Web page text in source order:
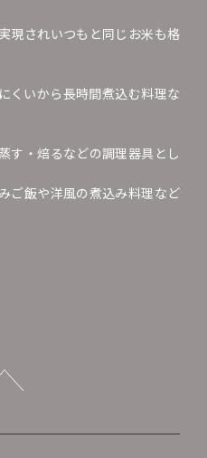
現されいつもと同じお米も格
くいから長時間煮込む料理な
す・焙るなどの調理器具とし
ご飯や洋風の煮込み料理など